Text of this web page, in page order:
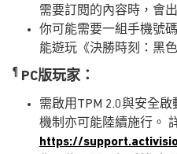
需要訂閱的內容時，會
你可能需要一組手機號
能遊玩《決勝時刻：黑
¶ PC版玩家：
需啟用TPM 2.0與安全
機制亦可能陸續施行。
https://